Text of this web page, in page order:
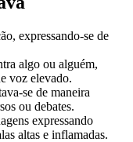
expressando-se de
algo ou alguém,
voz elevado.
se de maneira
ou debates.
expressando
altas e inflamadas.